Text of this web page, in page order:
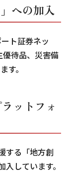
への加入
ト証券ネッ
優待品、災害備
す。
ットフォ
する「地方創
しています。